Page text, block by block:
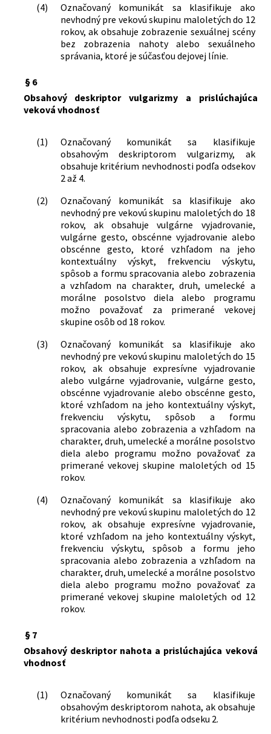
(4)
Označovaný komunikát sa klasifikuje ako
nevhodný pre vekovú skupinu maloletých do 12
rokov, ak obsahuje zobrazenie sexuálnej scény
bez zobrazenia nahoty alebo sexuálneho
správania, ktoré je súčasťou dejovej línie.
§ 6
Obsahový deskriptor vulgarizmy a prislúchajúca
veková vhodnosť
(1)
Označovaný komunikát sa klasifikuje
obsahovým deskriptorom vulgarizmy, ak
obsahuje kritérium nevhodnosti podľa odsekov
2 až 4.
(2)
Označovaný komunikát sa klasifikuje ako
nevhodný pre vekovú skupinu maloletých do 18
rokov, ak obsahuje vulgárne vyjadrovanie,
vulgárne gesto, obscénne vyjadrovanie alebo
obscénne gesto, ktoré vzhľadom na jeho
kontextuálny výskyt, frekvenciu výskytu,
spôsob a formu spracovania alebo zobrazenia
a vzhľadom na charakter, druh, umelecké a
morálne posolstvo diela alebo programu
možno považovať za primerané vekovej
skupine osôb od 18 rokov.
(3)
Označovaný komunikát sa klasifikuje ako
nevhodný pre vekovú skupinu maloletých do 15
rokov, ak obsahuje expresívne vyjadrovanie
alebo vulgárne vyjadrovanie, vulgárne gesto,
obscénne vyjadrovanie alebo obscénne gesto,
ktoré vzhľadom na jeho kontextuálny výskyt,
frekvenciu výskytu, spôsob a formu
spracovania alebo zobrazenia a vzhľadom na
charakter, druh, umelecké a morálne posolstvo
diela alebo programu možno považovať za
primerané vekovej skupine maloletých od 15
rokov.
(4)
Označovaný komunikát sa klasifikuje ako
nevhodný pre vekovú skupinu maloletých do 12
rokov, ak obsahuje expresívne vyjadrovanie,
ktoré vzhľadom na jeho kontextuálny výskyt,
frekvenciu výskytu, spôsob a formu jeho
spracovania alebo zobrazenia a vzhľadom na
charakter, druh, umelecké a morálne posolstvo
diela alebo programu možno považovať za
primerané vekovej skupine maloletých od 12
rokov.
§ 7
Obsahový deskriptor nahota a prislúchajúca veková
vhodnosť
(1)
Označovaný komunikát sa klasifikuje
obsahovým deskriptorom nahota, ak obsahuje
kritérium nevhodnosti podľa odseku 2.